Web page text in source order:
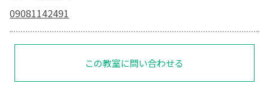
09081142491
この教室に問い合わせる